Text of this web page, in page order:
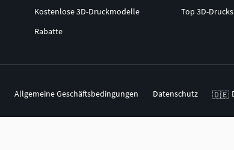
Kostenlose 3D-Druckmodelle
Rabatte
Top 3D-
Allgemeine Geschäftsbedingungen Datenschutz 🇩🇪